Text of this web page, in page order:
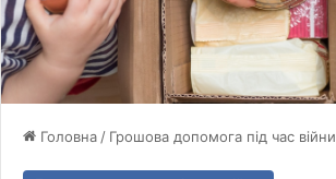
Головна/ Грошова допомога під час війни